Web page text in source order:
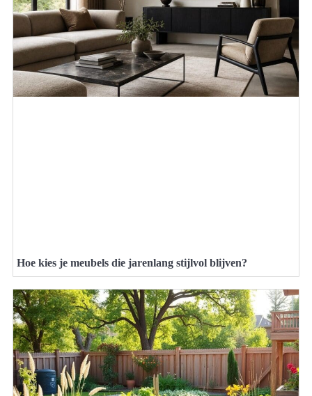
Hoe kies je meubels die jarenlang stijlvol blijven?